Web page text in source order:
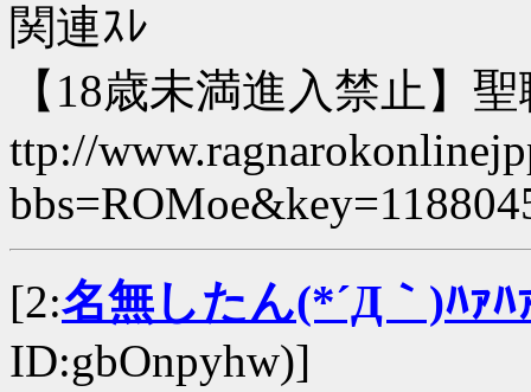
関連ｽﾚ
【18歳未満進入禁止】
ttp://
[2:名無したん(*´Д｀)ﾊｧﾊ
ID:gbOnpyhw)]